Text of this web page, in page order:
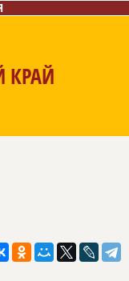
КРАЙ